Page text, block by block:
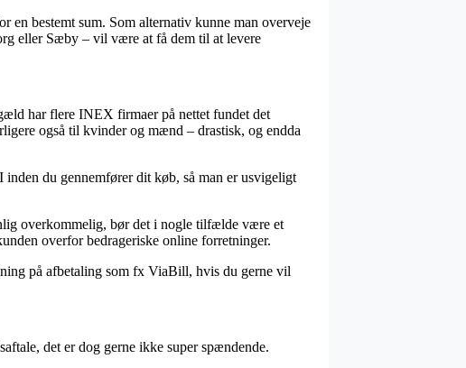
en bestemt sum. Som alternativ kunne man overveje
eller Sæby – vil være at få dem til at levere
har flere INEX firmaer på nettet fundet det
også til kvinder og mænd – drastisk, og endda
du gennemfører dit køb, så man er usvigeligt
overkommelig, bør det i nogle tilfælde være et
overfor bedrageriske online forretninger.
på afbetaling som fx ViaBill, hvis du gerne vil
det er dog gerne ikke super spændende.